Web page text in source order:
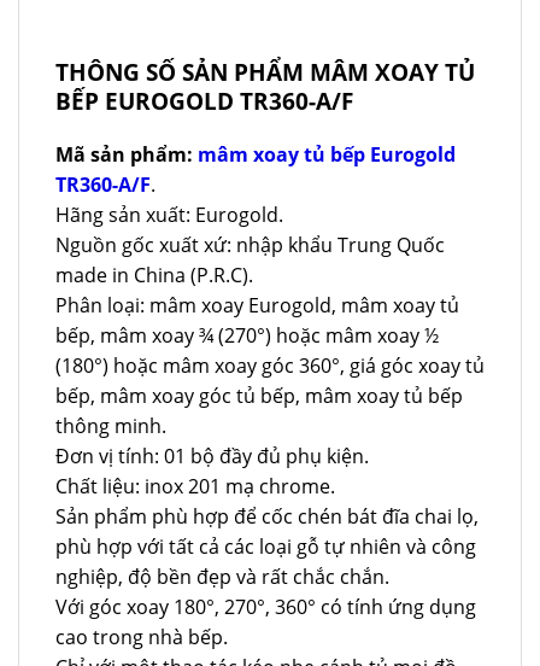
THÔNG SỐ SẢN PHẨM MÂM XOAY TỦ
BẾP EUROGOLD TR360-A/F
Mã sản phẩm: mâm xoay tủ bếp Eurogold
TR360-A/F.
Hãng sản xuất: Eurogold.
Nguồn gốc xuất xứ: nhập khẩu Trung Quốc
made in China (P.R.C).
Phân loại: mâm xoay Eurogold, mâm xoay tủ
bếp, mâm xoay ¾ (270°) hoặc mâm xoay ½
(180°) hoặc mâm xoay góc 360°, giá góc xoay tủ
bếp, mâm xoay góc tủ bếp, mâm xoay tủ bếp
thông minh.
Đơn vị tính: 01 bộ đầy đủ phụ kiện.
Chất liệu: inox 201 mạ chrome.
Sản phẩm phù hợp để cốc chén bát đĩa chai lọ,
phù hợp với tất cả các loại gỗ tự nhiên và công
nghiệp, độ bền đẹp và rất chắc chắn.
Với góc xoay 180°, 270°, 360° có tính ứng dụng
cao trong nhà bếp.